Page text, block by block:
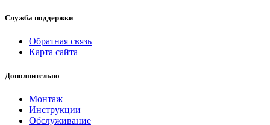
Служба поддержки
Обратная связь
Карта сайта
Дополнительно
Монтаж
Инструкции
Обслуживание